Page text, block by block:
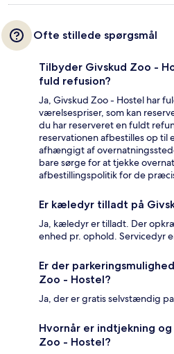
Ofte stillede spørgsmål
Tilbyder Givskud Zoo -
fuld refusion?
Ja, Givskud Zoo - Hostel har
værelsespriser, som kan
du har reserveret en fuldt
reservationen afbestilles op til
afhængigt af
bare sørge for at tjekke
afbestillingspolitik for de
Er kæledyr tilladt på
Ja, kæledyr er tilladt. Der
enhed pr. ophold. Servicedyr
Er der
Zoo - Hostel?
Ja, der er gratis selvstændig
Hvornår er indtjekning
Zoo - Hostel?